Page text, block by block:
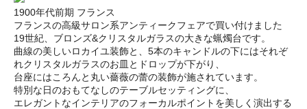
1900年代前期 フランス
フランスの高級サロン系アンティークフェアで買い付けました
19世紀、ブロンズ&クリスタルガラスの大きな蝋燭台です。
曲線の美しいロカイユ装飾と、5本のキャンドルの下にはそれぞ
れクリスタルガラスのお皿とドロップが下がり、
台座にはころんと丸い薔薇の蕾の装飾が施されています。
特別な日のおもてなしのテーブルセッティングに、
エレガントなインテリアのフォーカルポイントを美しく演出する